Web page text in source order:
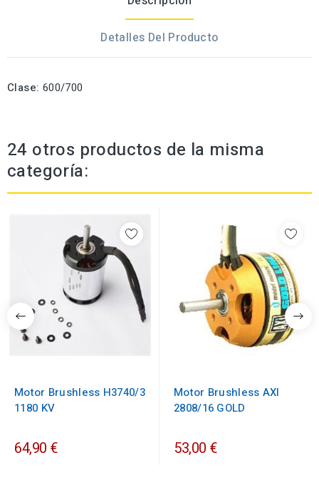
Detalles Del Producto
Clase: 600/700
24 otros productos de la misma
categoría:
Motor Brushless H3740/3
1180 KV
64,90 €
Motor Brushless AXI
2808/16 GOLD
53,00 €